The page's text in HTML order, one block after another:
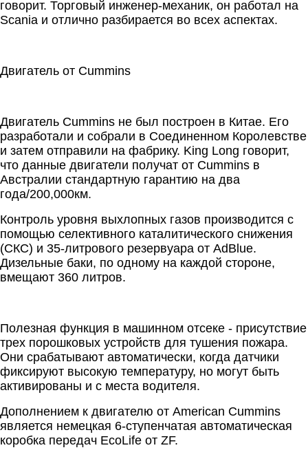
говорит. Торговый инженер-механик, он работал на
Scania и отлично разбирается во всех аспектах.
Двигатель от Cummins
Двигатель Cummins не был построен в Китае. Его
разработали и собрали в Соединенном Королевстве
и затем отправили на фабрику. King Long говорит,
что данные двигатели получат от Cummins в
Австралии стандартную гарантию на два
года/200,000км.
Контроль уровня выхлопных газов производится с
помощью селективного каталитического снижения
(СКС) и 35-литрового резервуара от AdBlue.
Дизельные баки, по одному на каждой стороне,
вмещают 360 литров.
Полезная функция в машинном отсеке - присутствие
трех порошковых устройств для тушения пожара.
Они срабатывают автоматически, когда датчики
фиксируют высокую температуру, но могут быть
активированы и с места водителя.
Дополнением к двигателю от American Cummins
является немецкая 6-ступенчатая автоматическая
коробка передач EcoLife от ZF.